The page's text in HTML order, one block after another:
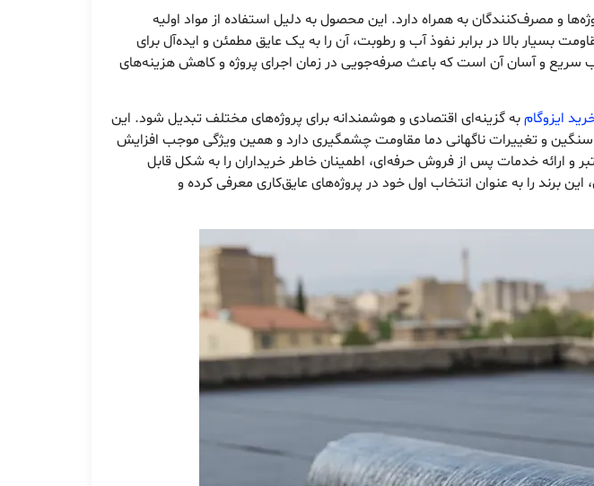
و مصرف‌کنندگان به همراه دارد. این محصول به دلیل استفاده از مواد اولیه
سال کارایی مؤثر خود را حفظ کند. مقاومت بسیار بالا در برابر نفوذ آب و رطوبت، آن را به یک عایق مطمئن و ایده‌آل برای
سریع و آسان آن است که باعث صرفه‌جویی در زمان اجرای پروژه و کاهش هزینه‌های
ایزوگامبه گزینه‌ای اقتصادی و هوشمندانه برای پروژه‌های مختلف تبدیل شود. این
و تغییرات ناگهانی دما مقاومت چشمگیری دارد و همین ویژگی موجب افزایش
و ارائه خدمات پس از فروش حرفه‌ای، اطمینان خاطر خریداران را به شکل قابل
برند را به عنوان انتخاب اول خود در پروژه‌های عایق‌کاری معرفی کرده و